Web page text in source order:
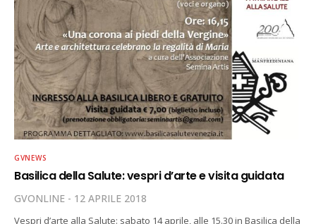
GVNEWS
Basilica della Salute: vespri d’arte e visita guidata
GVONLINE 12 APRILE 2018
Vespri d’arte alla Salute: sabato 14 aprile, alle 15.30 in Basilica della